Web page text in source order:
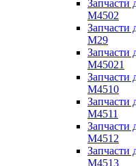
Запчасти
M4502
Запчасти
M29
Запчасти
M45021
Запчасти
M4510
Запчасти
M4511
Запчасти
M4512
Запчасти
M4513